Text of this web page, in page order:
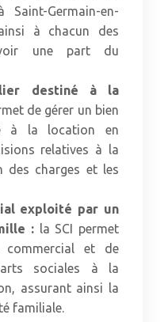
Germain-en-
à chacun des
une part du
destiné à la
de gérer un bien
à la location en
relatives à la
des charges et les
exploité par un
: la SCI permet
et de
sociales à la
assurant ainsi la
familiale.